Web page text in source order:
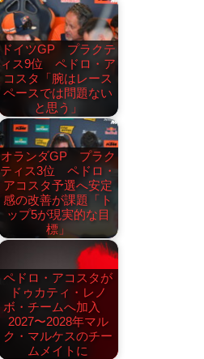
ドイツGP プラクテ
ィス9位 ペドロ・ア
コスタ「腕はレース
ペースでは問題ない
と思う」
オランダGP プラク
ティス3位 ペドロ・
アコスタ予選へ安定
感の改善が課題「ト
ップ5が現実的な目
標」
ペドロ・アコスタが
ドゥカティ・レノ
ボ・チームへ加入
2027〜2028年マル
ク・マルケスのチー
ムメイトに